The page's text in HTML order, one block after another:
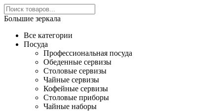
Большие зеркала
Все категории
Посуда
Профессиональная посуда
Обеденные сервизы
Столовые сервизы
Чайные сервизы
Кофейные сервизы
Столовые приборы
Чайные наборы